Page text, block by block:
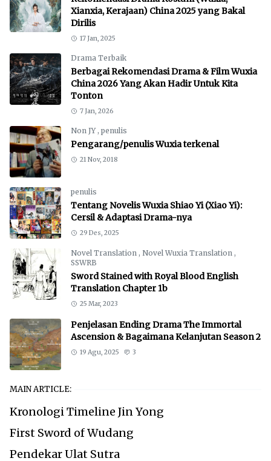
Xianxia, Kerajaan) China 2025 yang Bakal
Dirilis
17 Jan, 2025
Drama Terbaik
Berbagai Rekomendasi Drama & Film Wuxia
China 2026 Yang Akan Hadir Untuk Kita
Tonton
7 Jan, 2026
Non JY , penulis
Pengarang/penulis Wuxia terkenal
21 Nov, 2018
penulis
Tentang Novelis Wuxia Shiao Yi (Xiao Yi):
Cersil & Adaptasi Drama-nya
29 Des, 2025
Novel Translation , Novel Wuxia Translation ,
SSWRB
Sword Stained with Royal Blood English
Translation Chapter 1b
25 Mar, 2023
Penjelasan Ending Drama The Immortal
Ascension & Bagaimana Kelanjutan Season 2
19 Agu, 2025 3
MAIN ARTICLE:
Kronologi Timeline Jin Yong
First Sword of Wudang
Pendekar Ulat Sutra